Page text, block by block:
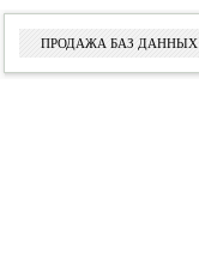
ПРОДАЖА БАЗ ДАННЫХ